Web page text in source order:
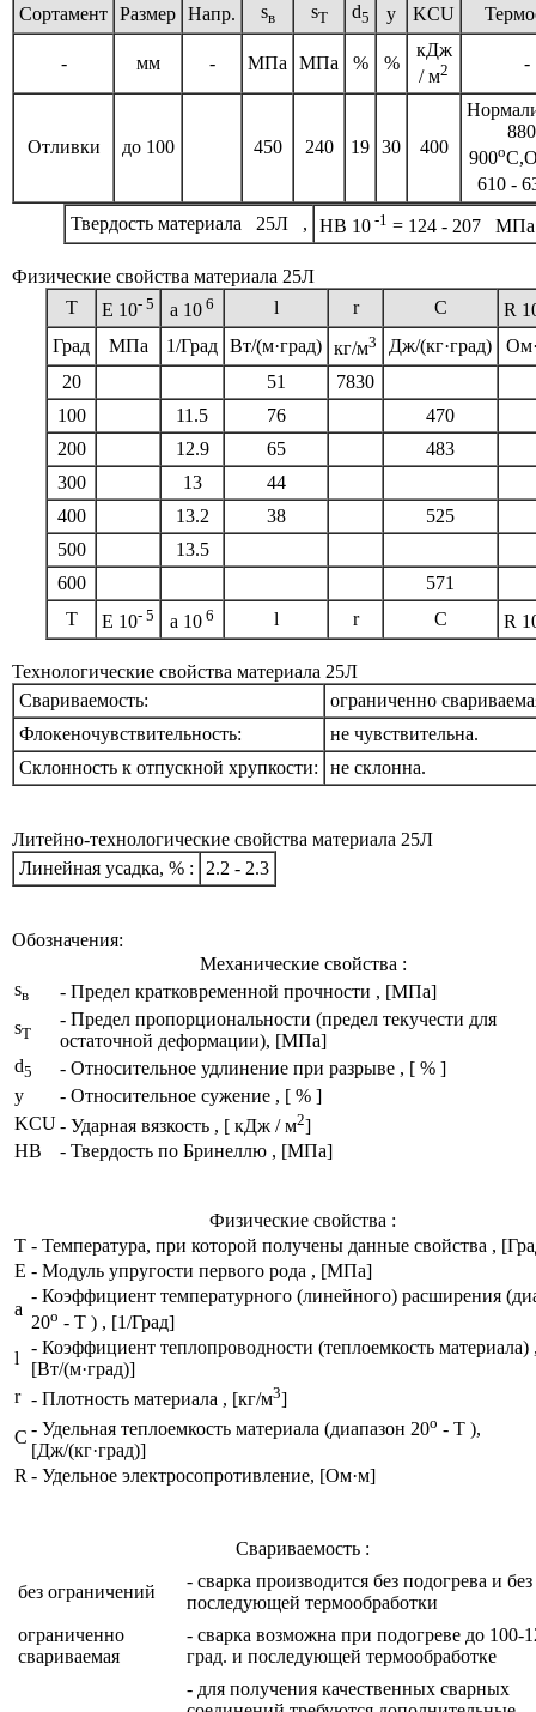
Сортамент Размер Напр. sв sT d5 y KCU
- мм - МПа МПа % %
кДж
/ м2 -
Отливки до 100 450 240 19 30 400
900o
610 -
Твердость материала 25Л ,
HB 10 -1 = 124 - 207 МПа
Физические свойства материала 25Л
T
E 10- 5 a 10 6 l r C
R
Град
МПа 1/Град Вт/(м·град) кг/м3 Дж/(кг·град)
20
51
7830
100
11.5 76
470
200
12.9 65
483
300
13
44
400
13.2 38
525
500
13.5
600
571
T
E 10- 5 a 10 6 l r C R
Технологические свойства материала 25Л
Свариваемость:
ограниченно
Флокеночувствительность:
не чувствительна.
Склонность к отпускной хрупкости:
не склонна.
Литейно-технологические свойства материала 25Л
Линейная усадка, % :
2.2 - 2.3
Обозначения:
Механические свойства :
sв
- Предел кратковременной прочности , [МПа]
sT
- Предел пропорциональности (предел текучести для
остаточной деформации), [МПа]
d5
- Относительное удлинение при разрыве , [ % ]
y
- Относительное сужение , [ % ]
KCU- Ударная вязкость , [ кДж / м2]
HB
- Твердость по Бринеллю , [МПа]
Физические свойства :
T - Температура, при которой получены данные свойства ,
E - Модуль упругости первого рода , [МПа]
a
- Коэффициент температурного (линейного) расширения
20o - T ) , [1/Град]
l
- Коэффициент теплопроводности (теплоемкость материала)
[Вт/(м·град)]
r - Плотность материала , [кг/м3]
C - Удельная теплоемкость материала (диапазон 20o - T ),
[Дж/(кг·град)]
R - Удельное электросопротивление, [Ом·м]
Свариваемость :
без ограничений
- сварка производится без подогрева и без
последующей термообработки
ограниченно
свариваемая
- сварка возможна при подогреве до 100-
град. и последующей термообработке
- для получения качественных сварных